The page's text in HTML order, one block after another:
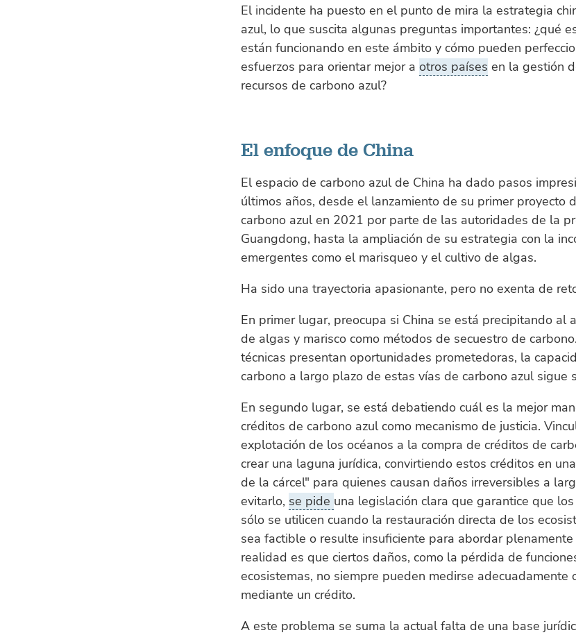
El incidente ha puesto en el punto de mira la estrategia
azul, lo que suscita algunas preguntas importantes: ¿qué
están funcionando en este ámbito y cómo pueden
esfuerzos para orientar mejor a otros países en la gestión
recursos de carbono azul?
El enfoque de China
El espacio de carbono azul de China ha dado pasos
últimos años, desde el lanzamiento de su primer proyecto
carbono azul en 2021 por parte de las autoridades de la
Guangdong, hasta la ampliación de su estrategia con la
emergentes como el marisqueo y el cultivo de algas.
Ha sido una trayectoria apasionante, pero no exenta de
En primer lugar, preocupa si China se está precipitando al
de algas y marisco como métodos de secuestro de
técnicas presentan oportunidades prometedoras, la
carbono a largo plazo de estas vías de carbono azul sigue
En segundo lugar, se está debatiendo cuál es la mejor
créditos de carbono azul como mecanismo de justicia.
explotación de los océanos a la compra de créditos de
crear una laguna jurídica, convirtiendo estos créditos en
de la cárcel" para quienes causan daños irreversibles a
evitarlo, se pide una legislación clara que garantice que
sólo se utilicen cuando la restauración directa de los
sea factible o resulte insuficiente para abordar
realidad es que ciertos daños, como la pérdida de
ecosistemas, no siempre pueden medirse adecuadamente
mediante un crédito.
A este problema se suma la actual falta de una base